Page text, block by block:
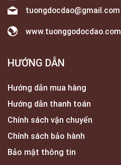
tuongdocdao@gmail.com
www.tuonggodocdao.com
HƯỚNG DẪN
Hướng dẫn mua hàng
Hướng dẫn thanh toán
Chính sách vận chuyển
Chính sách bảo hành
Bảo mật thông tin